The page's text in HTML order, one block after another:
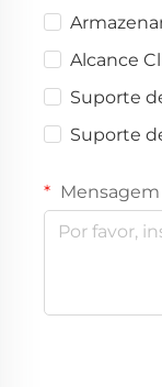
Alcance
Suporte
Suporte
Mensagem